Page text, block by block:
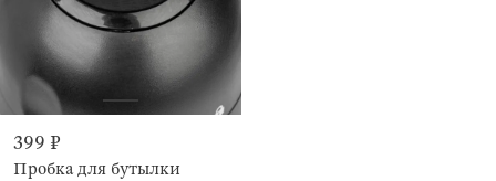
399 ₽
Пробка для бутылки